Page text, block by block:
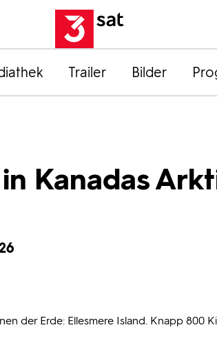
Trailer Bilder
Kanadas
der Erde: Ellesmere Island. Knapp 800